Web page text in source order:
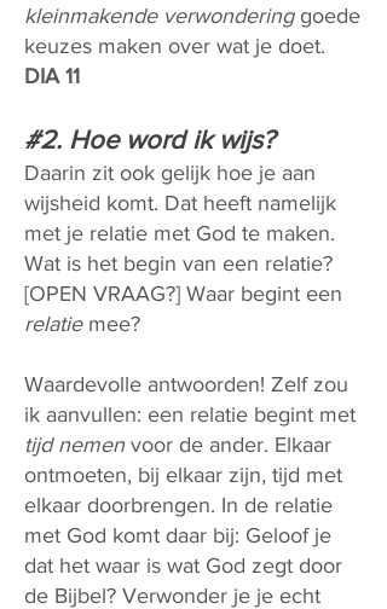
kleinmakende verwonderinggoede
keuzes maken over wat je doet.
DIA 11
#2. Hoe word ik wijs?
Daarin zit ook gelijk hoe je aan
wijsheid komt. Dat heeft namelijk
met je relatie met God te maken.
Wat is het begin van een relatie?
[OPEN VRAAG?] Waar begint een
relatiemee?
Waardevolle antwoorden! Zelf zou
ik aanvullen: een relatie begint met
tijd nemen voor de ander. Elkaar
ontmoeten, bij elkaar zijn, tijd met
elkaar doorbrengen. In de relatie
met God komt daar bij: Geloof je
dat het waar is wat God zegt door
de Bijbel? Verwonder je je echt